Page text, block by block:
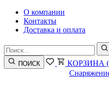
О компании
Контакты
Доставка и оплата
ПОИСК КОРЗИНА